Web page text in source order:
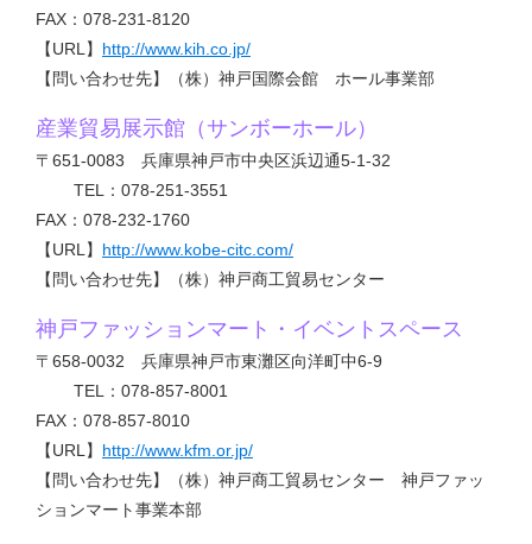
FAX：078-231-8120
【URL】 http://www.kih.co.jp/
【問い合わせ先】（株）神戸国際会館 ホール事業部
産業貿易展示館（サンボーホール）
〒651-0083 兵庫県神戸市中央区浜辺通5-1-32
TEL：078-251-3551
FAX：078-232-1760
【URL】 http://www.kobe-citc.com/
【問い合わせ先】（株）神戸商工貿易センター
神戸ファッションマート・イベントスペース
〒658-0032 兵庫県神戸市東灘区向洋町中6-9
TEL：078-857-8001
FAX：078-857-8010
【URL】 http://www.kfm.or.jp/
【問い合わせ先】（株）神戸商工貿易センター 神戸ファッ
ションマート事業本部